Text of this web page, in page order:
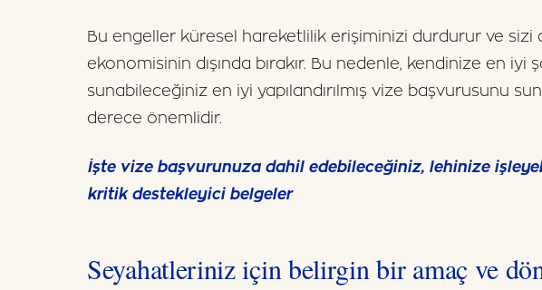
Bu engeller küresel hareketlilik erişiminizi durdurur ve sizi
ekonomisinin dışında bırakır. Bu nedenle, kendinize en iyi
sunabileceğiniz en iyi yapılandırılmış vize başvurusunu
derece önemlidir.
İşte vize başvurunuza dahil edebileceğiniz, lehinize
kritik destekleyici belgeler
Seyahatleriniz için belirgin bir amaç ve